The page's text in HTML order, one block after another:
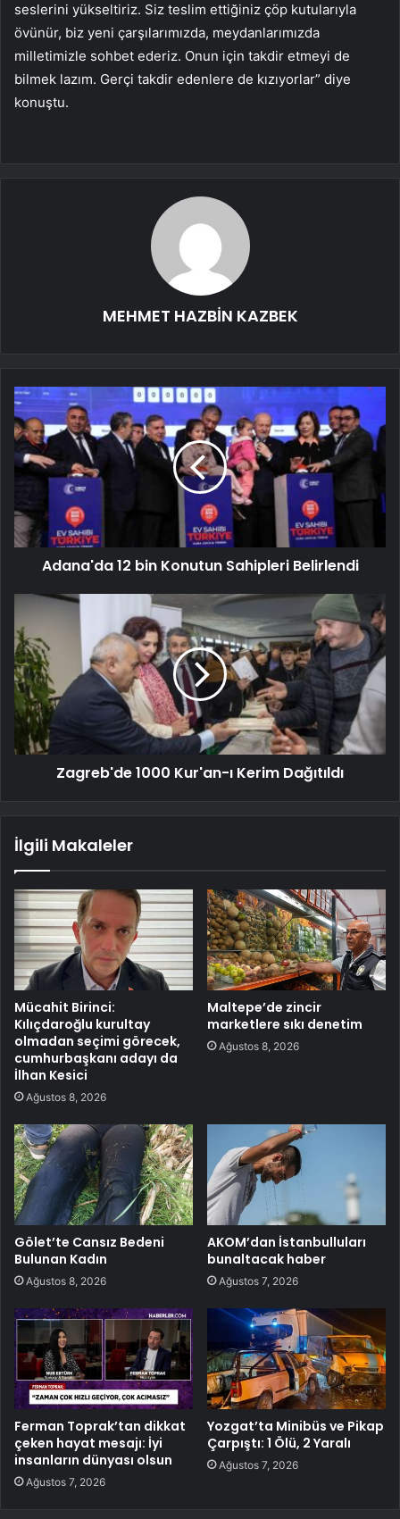
seslerini yükseltiriz. Siz teslim ettiğiniz çöp kutularıyla
övünür, biz yeni çarşılarımızda, meydanlarımızda
milletimizle sohbet ederiz. Onun için takdir etmeyi de
bilmek lazım. Gerçi takdir edenlere de kızıyorlar” diye
konuştu.
MEHMET HAZBİN KAZBEK
Adana'da 12 bin Konutun Sahipleri Belirlendi
Zagreb'de 1000 Kur'an-ı Kerim Dağıtıldı
İlgili Makaleler
Mücahit Birinci:
Kılıçdaroğlu kurultay
olmadan seçimi görecek,
cumhurbaşkanı adayı da
İlhan Kesici
Ağustos 8, 2026
Maltepe’de zincir
marketlere sıkı denetim
Ağustos 8, 2026
Gölet’te Cansız Bedeni
Bulunan Kadın
Ağustos 8, 2026
AKOM’dan İstanbulluları
bunaltacak haber
Ağustos 7, 2026
Ferman Toprak’tan dikkat
çeken hayat mesajı: İyi
insanların dünyası olsun
Ağustos 7, 2026
Yozgat’ta Minibüs ve Pikap
Çarpıştı: 1 Ölü, 2 Yaralı
Ağustos 7, 2026